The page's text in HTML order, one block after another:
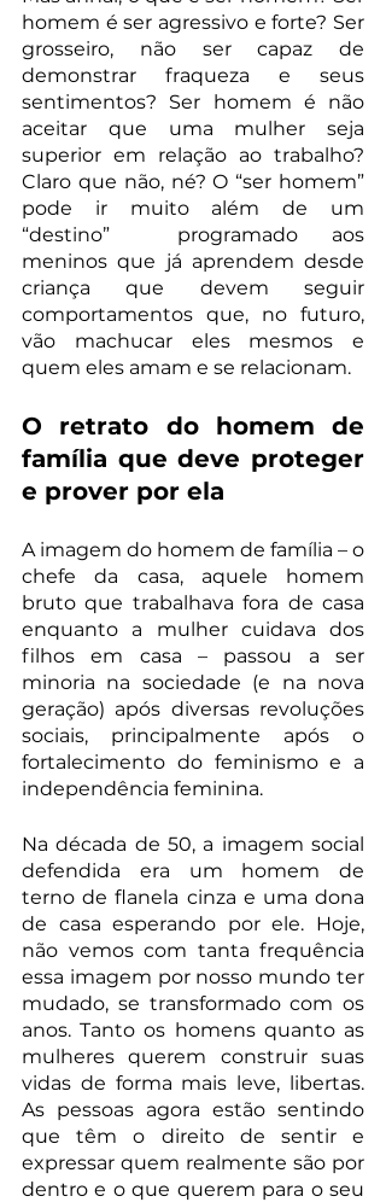
homem é ser agressivo e forte? Ser
grosseiro, não ser capaz de
demonstrar fraqueza e seus
sentimentos? Ser homem é não
aceitar que uma mulher seja
superior em relação ao trabalho?
Claro que não, né? O “ser homem”
pode ir muito além de um
“destino”  programado aos
meninos que já aprendem desde
criança que devem seguir
comportamentos que, no futuro,
vão machucar eles mesmos e
quem eles amam e se relacionam.
O retrato do homem de
família que deve proteger
e prover por ela
A imagem do homem de família – o
chefe da casa, aquele homem
bruto que trabalhava fora de casa
enquanto a mulher cuidava dos
filhos em casa – passou a ser
minoria na sociedade (e na nova
geração) após diversas revoluções
sociais, principalmente após o
fortalecimento do feminismo e a
independência feminina.
Na década de 50, a imagem social
defendida era um homem de
terno de flanela cinza e uma dona
de casa esperando por ele. Hoje,
não vemos com tanta frequência
essa imagem por nosso mundo ter
mudado, se transformado com os
anos. Tanto os homens quanto as
mulheres querem construir suas
vidas de forma mais leve, libertas.
As pessoas agora estão sentindo
que têm o direito de sentir e
expressar quem realmente são por
dentro e o que querem para o seu